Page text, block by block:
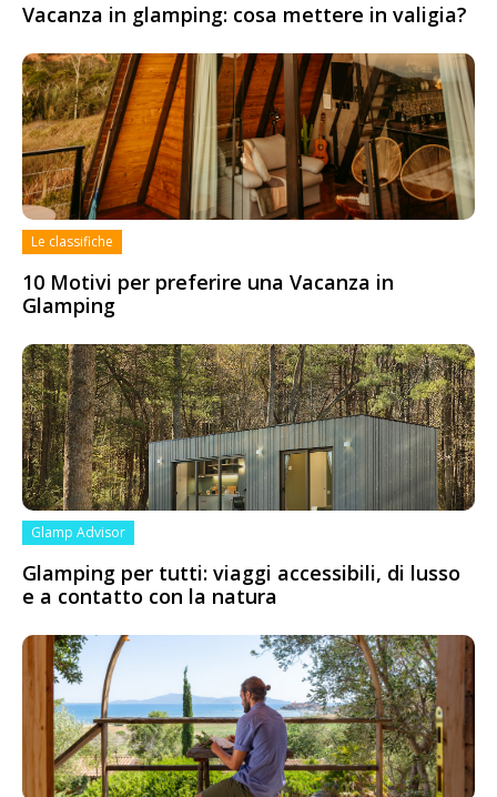
Vacanza in glamping: cosa mettere in valigia?
Le classifiche
10 Motivi per preferire una Vacanza in
Glamping
Glamp Advisor
Glamping per tutti: viaggi accessibili, di lusso
e a contatto con la natura